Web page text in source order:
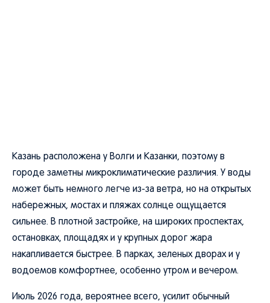
Казань расположена у Волги и Казанки, поэтому в
городе заметны микроклиматические различия. У воды
может быть немного легче из-за ветра, но на открытых
набережных, мостах и пляжах солнце ощущается
сильнее. В плотной застройке, на широких проспектах,
остановках, площадях и у крупных дорог жара
накапливается быстрее. В парках, зеленых дворах и у
водоемов комфортнее, особенно утром и вечером.
Июль 2026 года, вероятнее всего, усилит обычный